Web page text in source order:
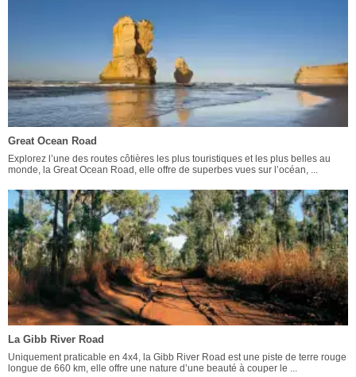
Great Ocean Road
Explorez l’une des routes côtières les plus touristiques et les plus belles au
monde, la Great Ocean Road, elle offre de superbes vues sur l’océan, ...
La Gibb River Road
Uniquement praticable en 4x4, la Gibb River Road est une piste de terre rouge
longue de 660 km, elle offre une nature d’une beauté à couper le ...